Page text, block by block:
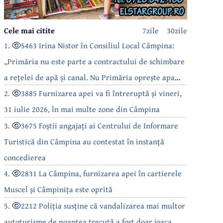
30zile
7zile
Cele mai citite
1.
5463 Irina Nistor în Consiliul Local Câmpina:
„Primăria nu este parte a contractului de schimbare
a rețelei de apă și canal. Nu Primăria oprește apa
câmpinenilor!”
2.
3885 Furnizarea apei va fi întreruptă și vineri,
31 iulie 2026, în mai multe zone din Câmpina
3.
3675 Foștii angajați ai Centrului de Informare
Turistică din Câmpina au contestat în instanță
concedierea
4.
2831 La Câmpina, furnizarea apei în cartierele
Muscel și Câmpinița este oprită
5.
2212 Poliția susține că vandalizarea mai multor